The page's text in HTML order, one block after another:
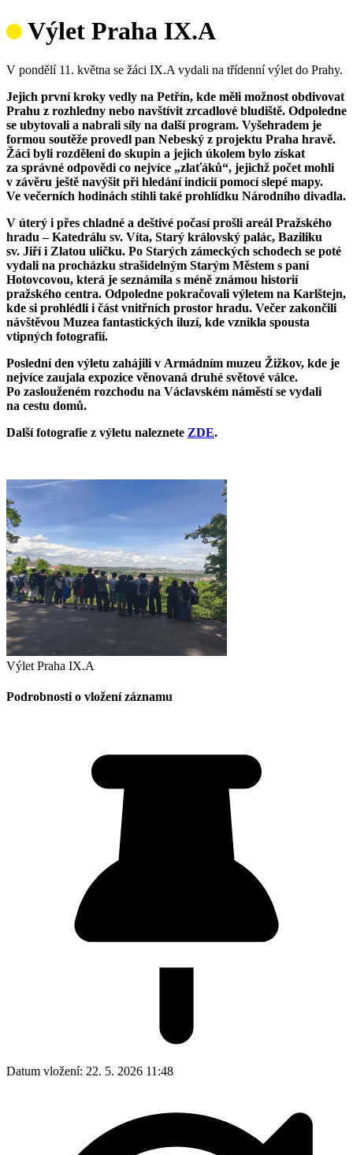
Výlet Praha IX.A
V pondělí 11. května se žáci IX.A vydali na třídenní výlet do Prahy.
Jejich první kroky vedly na Petřín, kde měli možnost obdivovat
Prahu z rozhledny nebo navštívit zrcadlové bludiště. Odpoledne
se ubytovali a nabrali síly na další program. Vyšehradem je
formou soutěže provedl pan Nebeský z projektu Praha hravě.
Žáci byli rozděleni do skupin a jejich úkolem bylo získat
za správné odpovědi co nejvíce „zlaťáků“, jejichž počet mohli
v závěru ještě navýšit při hledání indicií pomocí slepé mapy.
Ve večerních hodinách stihli také prohlídku Národního divadla.
V úterý i přes chladné a deštivé počasí prošli areál Pražského
hradu – Katedrálu sv. Víta, Starý královský palác, Baziliku
sv. Jiří i Zlatou uličku. Po Starých zámeckých schodech se poté
vydali na procházku strašidelným Starým Městem s paní
Hotovcovou, která je seznámila s méně známou historií
pražského centra. Odpoledne pokračovali výletem na Karlštejn,
kde si prohlédli i část vnitřních prostor hradu. Večer zakončili
návštěvou Muzea fantastických iluzí, kde vznikla spousta
vtipných fotografií.
Poslední den výletu zahájili v Armádním muzeu Žižkov, kde je
nejvíce zaujala expozice věnovaná druhé světové válce.
Po zaslouženém rozchodu na Václavském náměstí se vydali
na cestu domů.
Další fotografie z výletu naleznete ZDE.
Výlet Praha IX.A
Podrobnosti o vložení záznamu
Datum vložení: 22. 5. 2026 11:48